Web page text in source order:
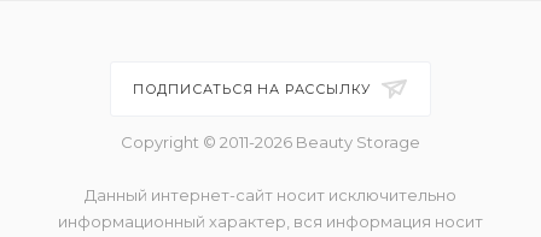
ПОДПИСАТЬСЯ НА РАССЫЛКУ
Copyright © 2011-2026 Beauty Storage
Данный интернет-сайт носит исключительно
информационный характер, вся информация носит